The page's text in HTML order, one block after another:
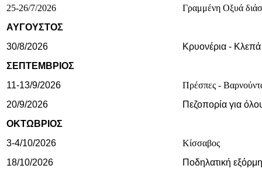
25-26/7/2026
Γραμμένη Οξυά
ΑΥΓΟΥΣΤΟΣ
30/8/2026
Κρυονέρια - Κλεπά
ΣΕΠΤΕΜΒΡΙΟΣ
11-13/9/2026
Πρέσπες -
20/9/2026
Πεζοπορία για
ΟΚΤΩΒΡΙΟΣ
3-4/10/2026
Κίσσαβος
18/10/2026
Ποδηλατική